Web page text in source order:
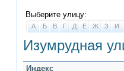
Выберите улицу:
А Б В Г Д Е Ж З И
Изумрудная
Индекс